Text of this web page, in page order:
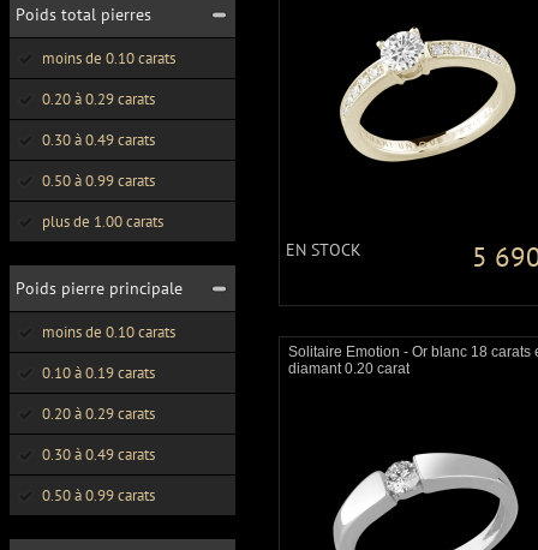
Poids total pierres
moins de 0.10 carats
0.20 à 0.29 carats
0.30 à 0.49 carats
0.50 à 0.99 carats
plus de 1.00 carats
Poids pierre principale
moins de 0.10 carats
0.10 à 0.19 carats
0.20 à 0.29 carats
0.30 à 0.49 carats
0.50 à 0.99 carats
EN STOCK 5
Solitaire Emotion - Or blanc 18 carats
diamant 0.20 carat